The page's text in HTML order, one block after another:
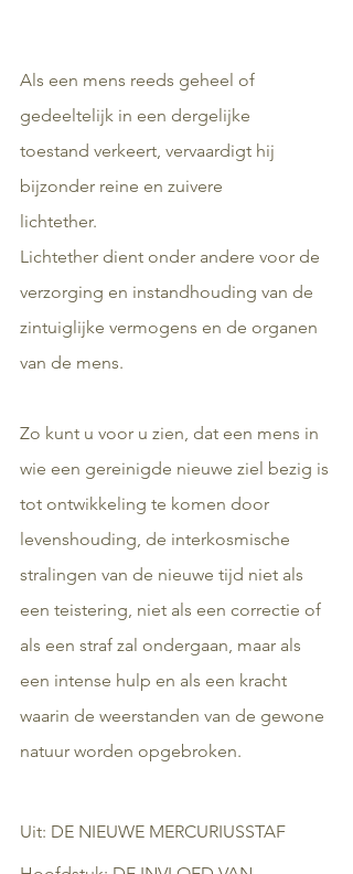
Als een mens reeds geheel of
gedeeltelijk in een dergelijke
toestand verkeert, vervaardigt hij
bijzonder reine en zuivere
lichtether.
Lichtether dient onder andere voor de
verzorging en instandhouding van de
zintuiglijke vermogens en de organen
van de mens.
Zo kunt u voor u zien, dat een mens in
wie een gereinigde nieuwe ziel bezig is
tot ontwikkeling te komen door
levenshouding, de interkosmische
stralingen van de nieuwe tijd niet als
een teistering, niet als een correctie of
als een straf zal ondergaan, maar als
een intense hulp en als een kracht
waarin de weerstanden van de gewone
natuur worden opgebroken.
Uit: DE NIEUWE MERCURIUSSTAF